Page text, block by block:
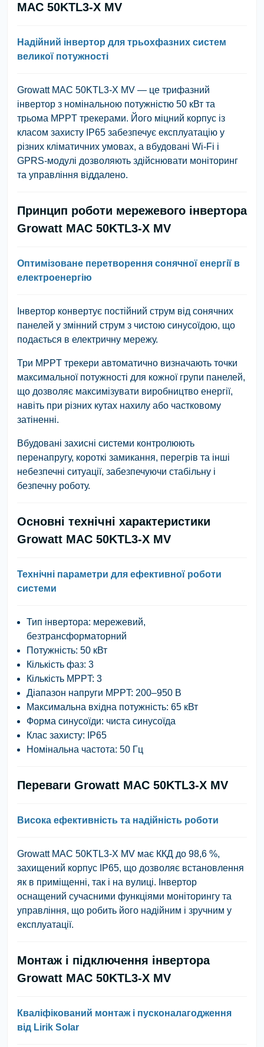
MAC 50KTL3-X MV
Надійний інвертор для трьохфазних систем
великої потужності
Growatt MAC 50KTL3-X MV — це трифазний
інвертор з номінальною потужністю 50 кВт та
трьома MPPT трекерами. Його міцний корпус із
класом захисту IP65 забезпечує експлуатацію у
різних кліматичних умовах, а вбудовані Wi-Fi і
GPRS-модулі дозволяють здійснювати моніторинг
та управління віддалено.
Принцип роботи мережевого інвертора
Growatt MAC 50KTL3-X MV
Оптимізоване перетворення сонячної енергії в
електроенергію
Інвертор конвертує постійний струм від сонячних
панелей у змінний струм з чистою синусоїдою, що
подається в електричну мережу.
Три MPPT трекери автоматично визначають точки
максимальної потужності для кожної групи панелей,
що дозволяє максимізувати виробництво енергії,
навіть при різних кутах нахилу або частковому
затіненні.
Вбудовані захисні системи контролюють
перенапругу, короткі замикання, перегрів та інші
небезпечні ситуації, забезпечуючи стабільну і
безпечну роботу.
Основні технічні характеристики
Growatt MAC 50KTL3-X MV
Технічні параметри для ефективної роботи
системи
Тип інвертора: мережевий,
безтрансформаторний
Потужність: 50 кВт
Кількість фаз: 3
Кількість MPPT: 3
Діапазон напруги MPPT: 200–950 В
Максимальна вхідна потужність: 65 кВт
Форма синусоїди: чиста синусоїда
Клас захисту: IP65
Номінальна частота: 50 Гц
Переваги Growatt MAC 50KTL3-X MV
Висока ефективність та надійність роботи
Growatt MAC 50KTL3-X MV має ККД до 98,6 %,
захищений корпус IP65, що дозволяє встановлення
як в приміщенні, так і на вулиці. Інвертор
оснащений сучасними функціями моніторингу та
управління, що робить його надійним і зручним у
експлуатації.
Монтаж і підключення інвертора
Growatt MAC 50KTL3-X MV
Кваліфікований монтаж і пусконалагодження
від Lirik Solar